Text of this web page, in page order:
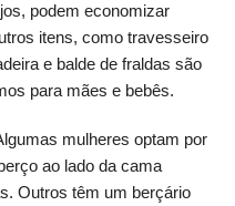
podem economizar
itens, como travesseiro
e balde de fraldas são
para mães e bebês.
mulheres optam por
ao lado da cama
Outros têm um berçário